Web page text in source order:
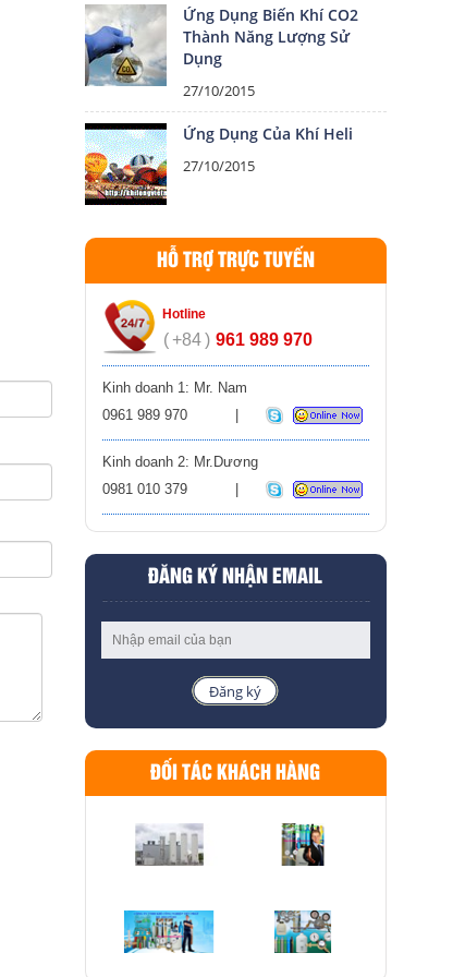
Ứng Dụng Biến Khí CO2
Thành Năng Lượng Sử
Dụng
27/10/2015
Ứng Dụng Của Khí Heli
27/10/2015
HỖ TRỢ TRỰC TUYẾN
Hotline
+84 961 989 970
Kinh doanh 1: Mr. Nam
0961 989 970
Kinh doanh 2: Mr.Dương
0981 010 379
ĐĂNG KÝ NHẬN EMAIL
Đăng ký
ĐỐI TÁC KHÁCH HÀNG